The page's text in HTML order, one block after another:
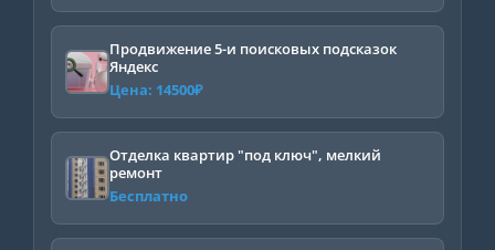
цена
составляла
цена:
Продвижение 5-и поисковых подсказок
Яндекс
Цена: 14500₽
Отделка квартир "под ключ", мелкий
ремонт
Бесплатно